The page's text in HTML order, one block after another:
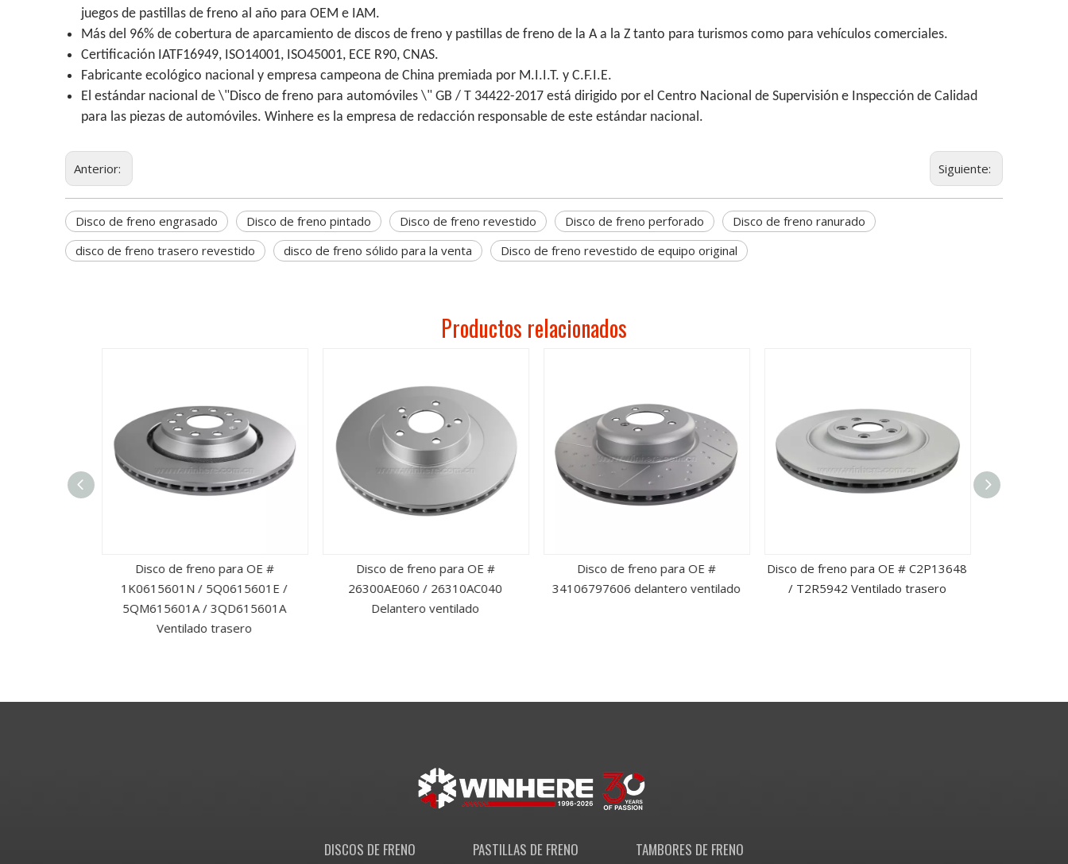
juegos de pastillas de freno al año para OEM e IAM.
Más del 96% de cobertura de aparcamiento de discos de freno y pastillas de freno de la A a la Z tanto para turismos como para vehículos comerciales.
Certificación IATF16949, ISO14001, ISO45001, ECE R90, CNAS.
Fabricante ecológico nacional y empresa campeona de China premiada por M.I.I.T. y C.F.I.E.
El estándar nacional de \"Disco de freno para automóviles \" GB / T 34422-2017 está dirigido por el Centro Nacional de Supervisión e Inspección de Calidad
para las piezas de automóviles. Winhere es la empresa de redacción responsable de este estándar nacional.
Anterior: Siguiente:
Disco de freno engrasado Disco de freno pintado Disco de freno revestido Disco de freno perforado
Disco de freno ranurado
disco de freno trasero revestido
disco de freno sólido para la venta Disco de freno revestido de equipo original
Productos relacionados
Disco de freno para OE #
1K0615601N / 5Q0615601E /
5QM615601A / 3QD615601A
Ventilado trasero
Disco de freno para OE #
26300AE060 / 26310AC040
Delantero ventilado
Disco de freno para OE #
34106797606 delantero ventilado
Disco de freno para OE # C2P13648
/ T2R5942 Ventilado trasero
DISCOS DE FRENO PASTILLAS DE FRENO TAMBORES DE FRENO